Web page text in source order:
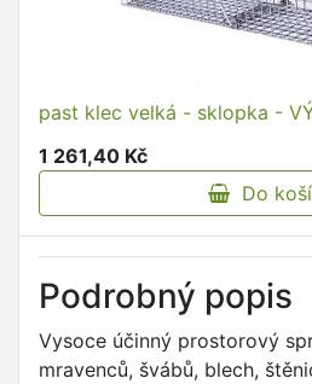
past klec velká - sklopka -
1 261,40 Kč
Do
Podrobný popis
Vysoce účinný prostorový
mravenců, švábů, blech,